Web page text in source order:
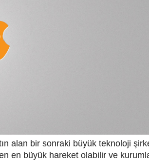
alan bir sonraki büyük teknoloji
en büyük hareket olabilir ve